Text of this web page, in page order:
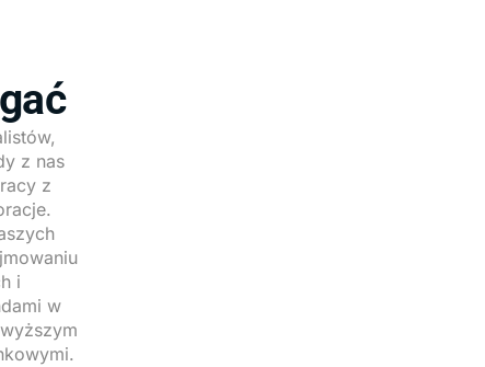
z nas
z
i
w